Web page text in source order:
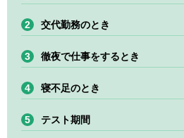
交代勤務のとき
徹夜で仕事をするとき
寝不足のとき
テスト期間